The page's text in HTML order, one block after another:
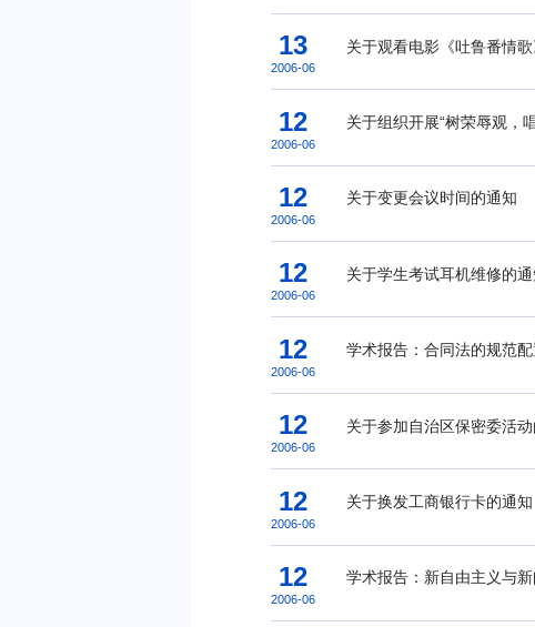
13
2006-06
关于观看电影《吐鲁番情
12
2006-06
关于组织开展“树荣辱观，
12
2006-06
关于变更会议时间的通知
12
2006-06
关于学生考试耳机维修的通
12
2006-06
学术报告：合同法的规范
12
2006-06
关于参加自治区保密委活
12
2006-06
关于换发工商银行卡的通知
12
2006-06
学术报告：新自由主义与